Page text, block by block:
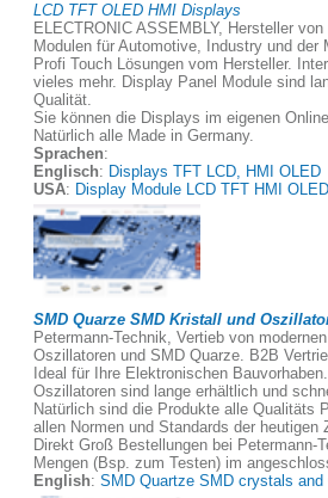
LCD TFT OLED HMI Displays
ELECTRONIC ASSEMBLY, Hersteller
Modulen für Automotive, Industry und der
Profi Touch Lösungen vom Hersteller.
vieles mehr. Display Panel Module sind
Qualität.
Sie können die Displays im eigenen
Natürlich alle Made in Germany.
Sprachen:
Englisch: Displays TFT LCD, HMI OLED
USA: Display Module LCD TFT HMI OLED
SMD Quarze SMD Kristall und
Petermann-Technik, Vertieb von
Oszillatoren und SMD Quarze. B2B
Ideal für Ihre Elektronischen
Oszillatoren sind lange erhältlich und
Natürlich sind die Produkte alle Qualitäts
allen Normen und Standards der heutigen
Direkt Groß Bestellungen bei Petermann-
Mengen (Bsp. zum Testen) im
English: SMD Quartze SMD crystals and